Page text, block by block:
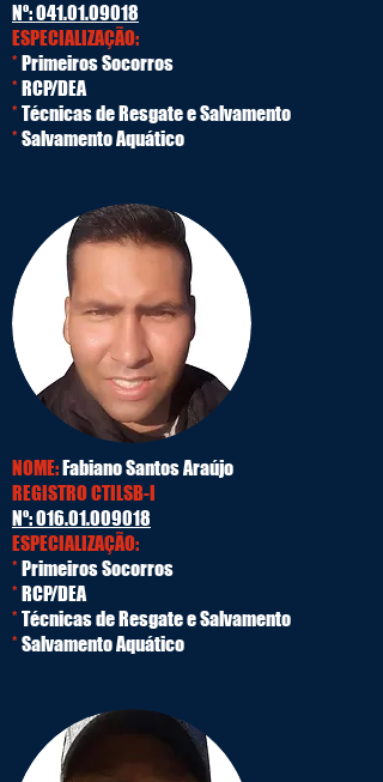
Nº:041.01.09018
ESPECIALIZAÇÃO:
* Primeiros Socorros
* RCP/DEA
* Técnicas de Resgate e Salvamento
* Salvamento Aquático
NOME:Fabiano Santos Araújo
REGISTRO CTILSB-I
Nº:016.01.009018
ESPECIALIZAÇÃO:
* Primeiros Socorros
* RCP/DEA
* Técnicas de Resgate e Salvamento
* Salvamento Aquático